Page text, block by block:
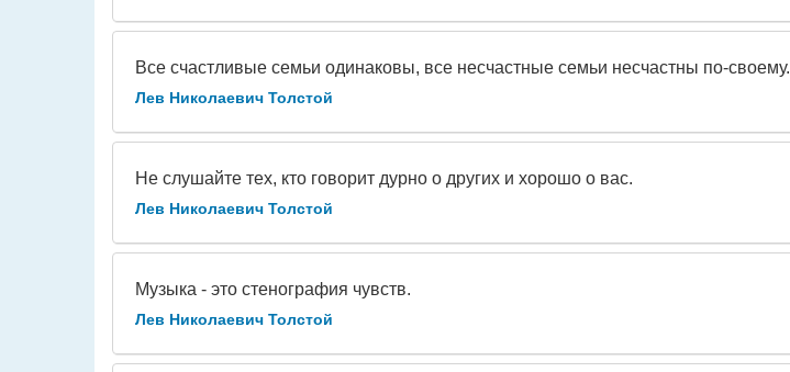
Все счастливые семьи одинаковы, все несчастные семьи несчастны по-своему.
Лев Николаевич Толстой
Не слушайте тех, кто говорит дурно о других и хорошо о вас.
Лев Николаевич Толстой
Музыка - это стенография чувств.
Лев Николаевич Толстой